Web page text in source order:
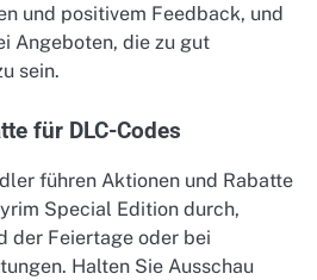
und positivem Feedback, und
Angeboten, die zu gut
sein.
für DLC-Codes
führen Aktionen und Rabatte
Special Edition durch,
der Feiertage oder bei
Halten Sie Ausschau